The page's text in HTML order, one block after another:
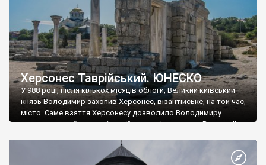
Херсонес Таврійський. ЮНЕСКО
У 988 році, після кількох місяців облоги, Великий київський
князь Володимир захопив Херсонес, візантійське, на той час,
місто. Саме взяття Херсонесу дозволило Володимиру
диктувати свої умови візантійському імператору Василю ІІ, та
Херсонесі Володимир-язичник, став Василем-християнином.
А потім було Хрещення Русі. На честь Херсонесу Таврійського